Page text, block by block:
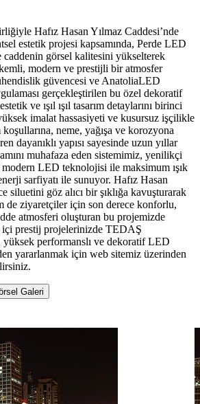
Hafız Hasan Yılmaz Caddesi’nde
estetik projesi kapsamında, Perde LED
caddenin görsel kalitesini yükselterek
modern ve prestijli bir atmosfer
güvencesi ve AnatoliaLED
gerçekleştirilen bu özel dekoratif
ve ışıl ışıl tasarım detaylarını birinci
imalat hassasiyeti ve kusursuz işçilikle
neme, yağışa ve korozyona
dayanıklı yapısı sayesinde uzun yıllar
muhafaza eden sistemimiz, yenilikçi
modern LED teknolojisi ile maksimum ışık
sarfiyatı ile sunuyor. Hafız Hasan
siluetini göz alıcı bir şıklığa kavuşturarak
de ziyaretçiler için son derece konforlu,
atmosferi oluşturan bu projemizde
prestij projelerinizde TEDAŞ
yüksek performanslı ve dekoratif LED
yararlanmak için web sitemiz üzerinden
Galeri